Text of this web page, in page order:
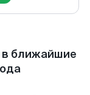
ближайшие